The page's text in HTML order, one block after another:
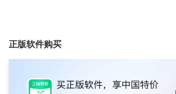
正版软件购买